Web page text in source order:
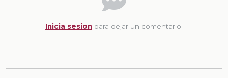
Inicia sesion para dejar un comentario.